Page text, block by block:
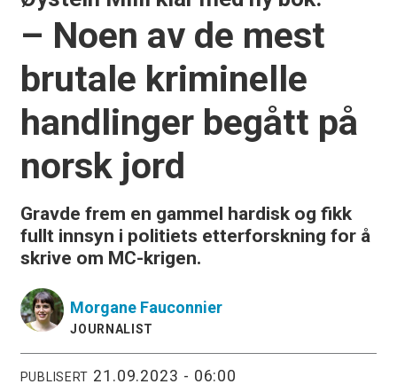
– Noen av de mest
brutale kriminelle
handlinger begått på
norsk jord
Gravde frem en gammel hardisk og fikk
fullt innsyn i politiets etterforskning for å
skrive om MC-krigen.
Morgane Fauconnier
JOURNALIST
PUBLISERT 21.09.2023 - 06:00